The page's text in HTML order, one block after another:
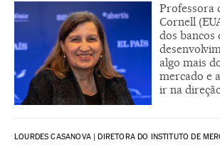
Professora
Cornell
dos bancos
algo mais
mercado e
ir na
LOURDES CASANOVA | DIRETORA DO INSTITUTO DE